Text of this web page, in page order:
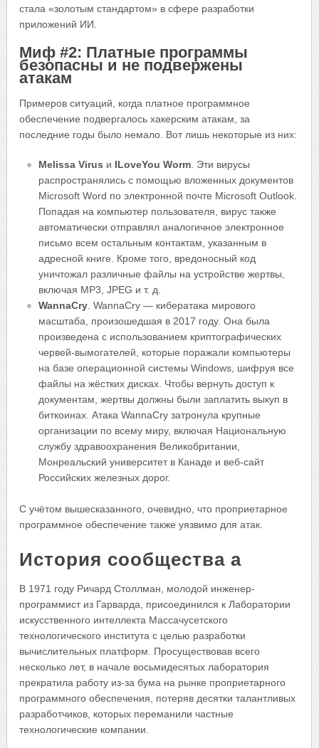
стала «золотым стандартом» в сфере разработки
приложений ИИ.
Миф #2: Платные программы
безопасны и не подвержены
атакам
Примеров ситуаций, когда платное программное
обеспечение подвергалось хакерским атакам, за
последние годы было немало. Вот лишь некоторые из них:
Melissa Virus и ILoveYou Worm. Эти вирусы
распространялись с помощью вложенных документов
Microsoft Word по электронной почте Microsoft Outlook.
Попадая на компьютер пользователя, вирус также
автоматически отправлял аналогичное электронное
письмо всем остальным контактам, указанным в
адресной книге. Кроме того, вредоносный код
уничтожал различные файлы на устройстве жертвы,
включая MP3, JPEG и т. д.
WannaCry. WannaCry — кибератака мирового
масштаба, произошедшая в 2017 году. Она была
произведена с использованием криптографических
червей-вымогателей, которые поражали компьютеры
на базе операционной системы Windows, шифруя все
файлы на жёстких дисках. Чтобы вернуть доступ к
документам, жертвы должны были заплатить выкуп в
биткоинах. Атака WannaCry затронула крупные
организации по всему миру, включая Национальную
службу здравоохранения Великобритании,
Монреальский университет в Канаде и веб-сайт
Российских железных дорог.
С учётом вышесказанного, очевидно, что проприетарное
программное обеспечение также уязвимо для атак.
История сообщества a
В 1971 году Ричард Столлман, молодой инженер-
программист из Гарварда, присоединился к Лаборатории
искусственного интеллекта Массачусетского
технологического института с целью разработки
вычислительных платформ. Просуществовав всего
несколько лет, в начале восьмидесятых лаборатория
прекратила работу из-за бума на рынке проприетарного
программного обеспечения, потеряв десятки талантливых
разработчиков, которых переманили частные
технологические компании.